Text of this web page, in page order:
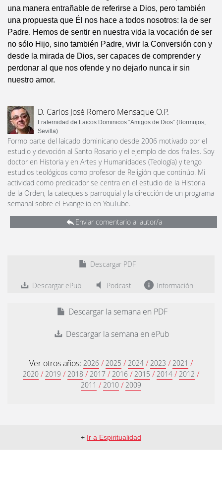
una manera entrañable de referirse a Dios, pero también
una propuesta que Él nos hace a todos nosotros: la de ser
Padre. Hemos de sentir en nuestra vida la vocación de ser
no sólo Hijo, sino también Padre, vivir la Conversión con y
desde la mirada de Dios, ser capaces de comprender y
perdonar al que nos ofende y no dejarlo nunca ir sin
nuestro amor.
D. Carlos José Romero Mensaque O.P.
Fraternidad de Laicos Dominicos “Amigos de Dios” (Bormujos,
Sevilla)
Formo parte del laicado dominicano desde 2006 motivado por el
estudio y devoción al Santo Rosario y el ejemplo de dos frailes. Soy
doctor en Historia y en Artes y Humanidades (Teología) y tengo
estudios teológicos como profesor de Religión que continúo. Mi
actividad como predicador se centra en el estudio de la Historia
de la Orden, la catequesis parroquial y la dirección de un programa
semanal sobre el Evangelio en YouTube.
Enviar comentario al autor/a
Descargar PDF
Descargar ePub Podcast Información
Descargar la semana en PDF
Descargar la semana en ePub
Ver otros años: 2026 / 2025 / 2024 / 2023 / 2021 /
2020 / 2019 / 2018 / 2017 / 2016 / 2015 / 2014 / 2012 /
2011 / 2010 / 2009
+ Ir a Espiritualidad